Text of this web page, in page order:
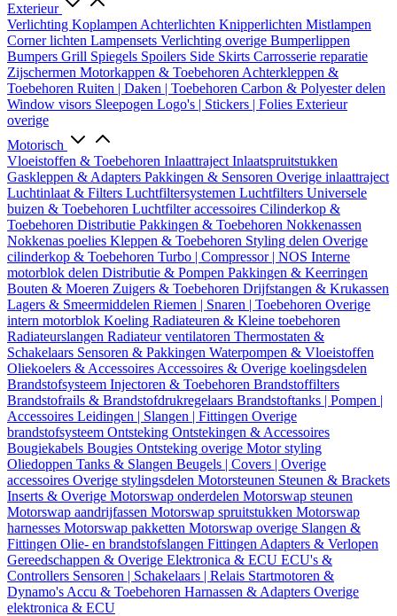
Exterieur
Verlichting Koplampen Achterlichten Knipperlichten Mistlampen
Corner lichten Lampensets Verlichting overige Bumperlippen
Bumpers Grill Spiegels Spoilers Side Skirts Carrosserie reparatie
Zijschermen Motorkappen & Toebehoren Achterkleppen &
Toebehoren Ruiten | Daken | Toebehoren Carbon & Polyester delen
Window visors Sleepogen Logo's | Stickers | Folies Exterieur
overige
Motorisch
Vloeistoffen & Toebehoren Inlaattraject Inlaatspruitstukken
Gaskleppen & Adapters Pakkingen & Sensoren Overige inlaattraject
Luchtinlaat & Filters Luchtfiltersystemen Luchtfilters Universele
buizen & Toebehoren Luchtfilter accessoires Cilinderkop &
Toebehoren Distributie Pakkingen & Toebehoren Nokkenassen
Nokkenas poelies Kleppen & Toebehoren Styling delen Overige
cilinderkop & Toebehoren Turbo | Compressor | NOS Interne
motorblok delen Distributie & Pompen Pakkingen & Keerringen
Bouten & Moeren Zuigers & Toebehoren Drijfstangen & Krukassen
Lagers & Smeermiddelen Riemen | Snaren | Toebehoren Overige
intern motorblok Koeling Radiateuren & Kleine toebehoren
Radiateurslangen Radiateur ventilatoren Thermostaten &
Schakelaars Sensoren & Pakkingen Waterpompen & Vloeistoffen
Oliekoelers & Accessoires Accessoires & Overige koelingsdelen
Brandstofsysteem Injectoren & Toebehoren Brandstoffilters
Brandstofrails & Brandstofdrukregelaars Brandstoftanks | Pompen |
Accessoires Leidingen | Slangen | Fittingen Overige
brandstofsysteem Ontsteking Ontstekingen & Accessoires
Bougiekabels Bougies Ontsteking overige Motor styling
Oliedoppen Tanks & Slangen Beugels | Covers | Overige
accessoires Overige stylingsdelen Motorsteunen Steunen & Brackets
Inserts & Overige Motorswap onderdelen Motorswap steunen
Motorswap aandrijfassen Motorswap spruitstukken Motorswap
harnesses Motorswap pakketten Motorswap overige Slangen &
Fittingen Olie- en brandstofslangen Fittingen Adapters & Verlopen
Gereedschappen & Overige Elektronica & ECU ECU's &
Controllers Sensoren | Schakelaars | Relais Startmotoren &
Dynamo's Accu & Toebehoren Harnassen & Adapters Overige
elektronica & ECU